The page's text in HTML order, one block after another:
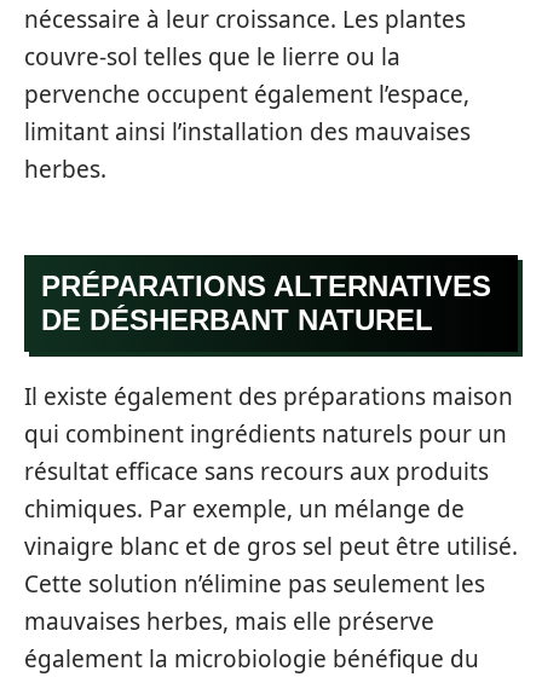
nécessaire à leur croissance. Les plantes
couvre-sol telles que le lierre ou la
pervenche occupent également l’espace,
limitant ainsi l’installation des mauvaises
herbes.
PRÉPARATIONS ALTERNATIVES
DE DÉSHERBANT NATUREL
Il existe également des préparations maison
qui combinent ingrédients naturels pour un
résultat efficace sans recours aux produits
chimiques. Par exemple, un mélange de
vinaigre blanc et de gros sel peut être utilisé.
Cette solution n’élimine pas seulement les
mauvaises herbes, mais elle préserve
également la microbiologie bénéfique du